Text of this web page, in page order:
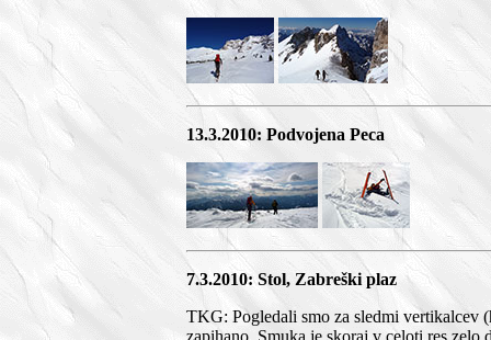
13.3.2010: Podvojena Peca
7.3.2010: Stol, Zabreški plaz
TKG: Pogledali smo za sledmi vertikalcev
zapihano. Smuka je skoraj v celoti res